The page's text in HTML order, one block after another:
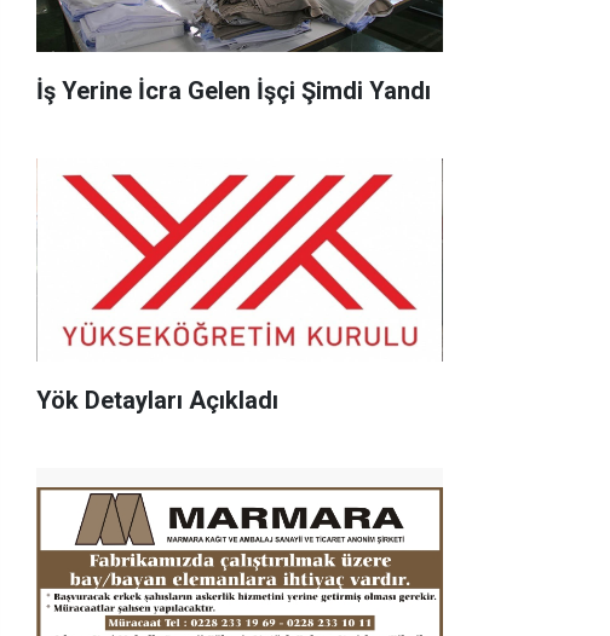
İş Yerine İcra Gelen İşçi Şimdi Yandı
Yök Detayları Açıkladı